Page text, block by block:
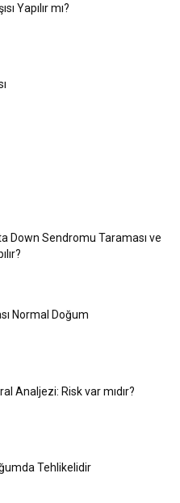
Yapılır mı?
Down Sendromu Taraması ve
Normal Doğum
Analjezi: Risk var mıdır?
Tehlikelidir